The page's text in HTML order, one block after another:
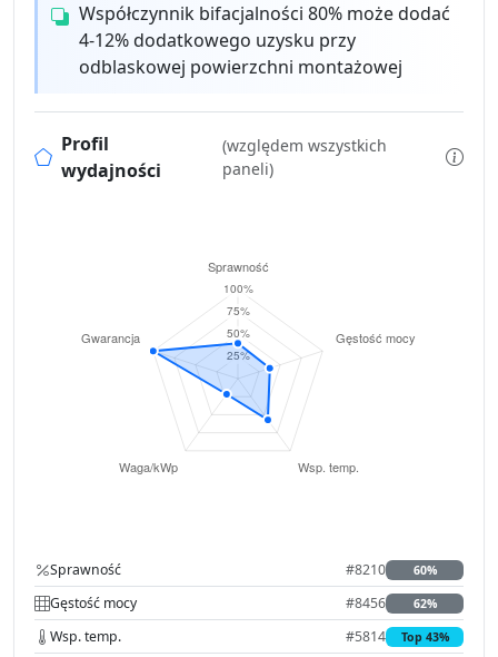
Współczynnik bifacjalności 80% może dodać
4-12% dodatkowego uzysku przy
odblaskowej powierzchni montażowej
Profil
wydajności
(względem wszystkich
paneli)
Sprawność #8210 60%
Gęstość mocy #8456 62%
Wsp. temp. #5814 Top 43%